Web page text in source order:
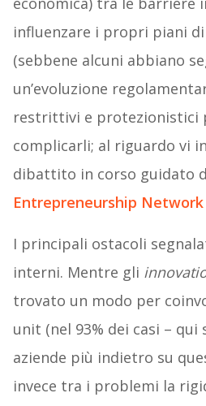
influenzare i propri piani
(sebbene alcuni abbiano
un’evoluzione
restrittivi e protezionistici
complicarli; al riguardo vi
dibattito in corso guidato
Entrepreneurship Network
I principali ostacoli
interni. Mentre gli
trovato un modo per
unit (nel 93% dei casi – qui
aziende più indietro su
invece tra i problemi la